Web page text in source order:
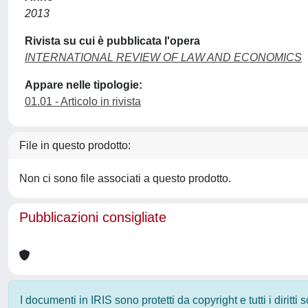
2013
Rivista su cui è pubblicata l'opera
INTERNATIONAL REVIEW OF LAW AND ECONOMICS
Appare nelle tipologie:
01.01 - Articolo in rivista
File in questo prodotto:
Non ci sono file associati a questo prodotto.
Pubblicazioni consigliate
I documenti in IRIS sono protetti da copyright e tutti i diritti